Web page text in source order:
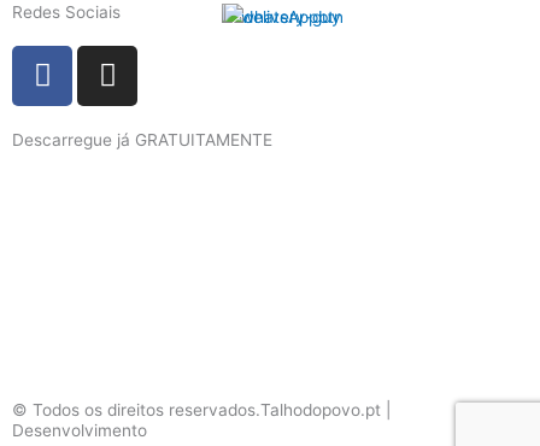
Redes Sociais
F
a
e
I
n
t
Descarregue já GRATUITAMENTE
© Todos os direitos reservados.Talhodopovo.pt |
Desenvolvimento